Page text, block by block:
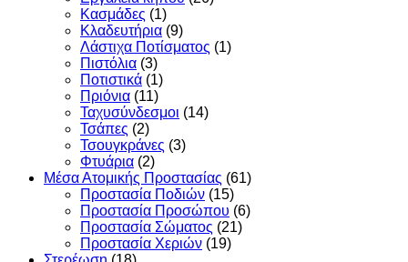
Κασμάδες (1)
Κλαδευτήρια (9)
Λάστιχα Ποτίσματος (1)
Πιστόλια (3)
Ποτιστικά (1)
Πριόνια (11)
Ταχυσύνδεσμοι (14)
Τσάπες (2)
Τσουγκράνες (3)
Φτυάρια (2)
Μέσα Ατομικής Προστασίας (61)
Προστασία Ποδιών (15)
Προστασία Προσώπου (6)
Προστασία Σώματος (21)
Προστασία Χεριών (19)